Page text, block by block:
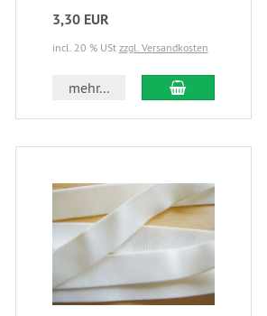
3,30 EUR
incl. 20 % USt zzgl. Versandkosten
mehr...